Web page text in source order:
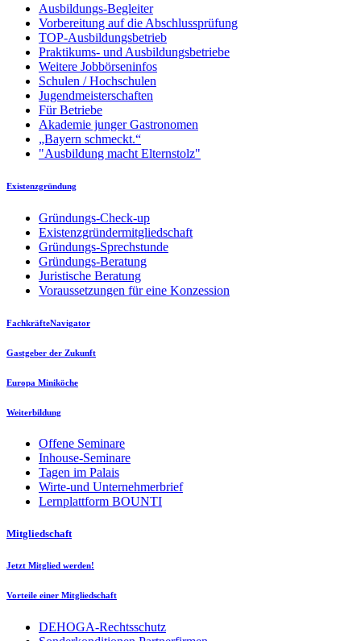
Ausbildungs-Begleiter
Vorbereitung auf die Abschlussprüfung
TOP-Ausbildungsbetrieb
Praktikums- und Ausbildungsbetriebe
Weitere Jobbörseninfos
Schulen / Hochschulen
Jugendmeisterschaften
Für Betriebe
Akademie junger Gastronomen
„Bayern schmeckt.“
"Ausbildung macht Elternstolz"
Existenzgründung
Gründungs-Check-up
Existenzgründermitgliedschaft
Gründungs-Sprechstunde
Gründungs-Beratung
Juristische Beratung
Voraussetzungen für eine Konzession
FachkräfteNavigator
Gastgeber der Zukunft
Europa Miniköche
Weiterbildung
Offene Seminare
Inhouse-Seminare
Tagen im Palais
Wirte-und Unternehmerbrief
Lernplattform BOUNTI
Mitgliedschaft
Jetzt Mitglied werden!
Vorteile einer Mitgliedschaft
DEHOGA-Rechtsschutz